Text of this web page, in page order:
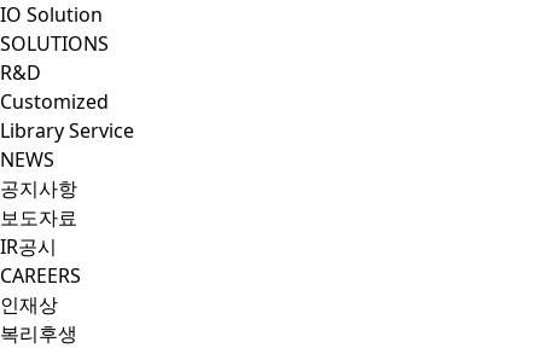
IO Solution
SOLUTIONS
R&D
Customized
Library Service
NEWS
공지사항
보도자료
IR공시
CAREERS
인재상
복리후생